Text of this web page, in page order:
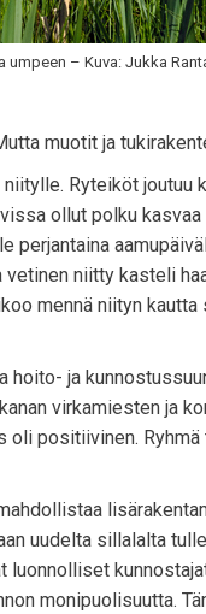
umpeen – Kuva: Jukka
muotit ja
Ryteiköt joutuu
ollut polku
perjantaina
niitty kasteli
mennä niityn
ja
virkamiesten ja
oli positiivinen.
uudelta sillalalta
monipuolisuutta.